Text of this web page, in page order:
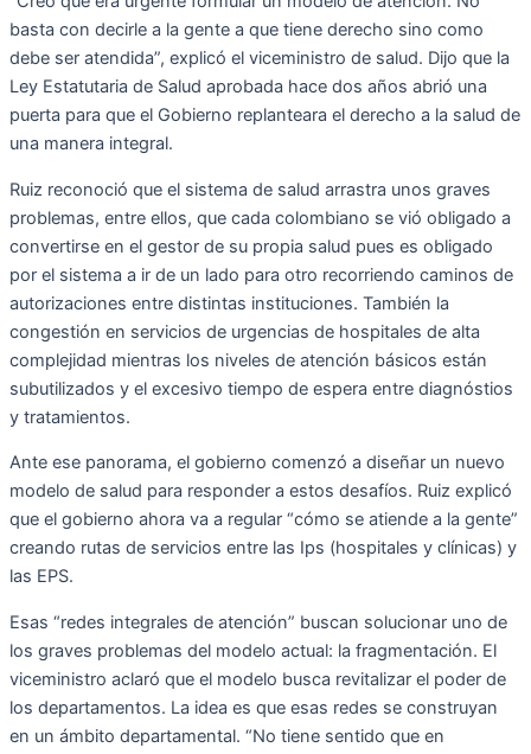
basta con decirle a la gente a que tiene derecho sino como
debe ser atendida”, explicó el viceministro de salud. Dijo que la
Ley Estatutaria de Salud aprobada hace dos años abrió una
puerta para que el Gobierno replanteara el derecho a la salud de
una manera integral.
Ruiz reconoció que el sistema de salud arrastra unos graves
problemas, entre ellos, que cada colombiano se vió obligado a
convertirse en el gestor de su propia salud pues es obligado
por el sistema a ir de un lado para otro recorriendo caminos de
autorizaciones entre distintas instituciones. También la
congestión en servicios de urgencias de hospitales de alta
complejidad mientras los niveles de atención básicos están
subutilizados y el excesivo tiempo de espera entre diagnóstios
y tratamientos.
Ante ese panorama, el gobierno comenzó a diseñar un nuevo
modelo de salud para responder a estos desafíos. Ruiz explicó
que el gobierno ahora va a regular “cómo se atiende a la gente”
creando rutas de servicios entre las Ips (hospitales y clínicas) y
las EPS.
Esas “redes integrales de atención” buscan solucionar uno de
los graves problemas del modelo actual: la fragmentación. El
viceministro aclaró que el modelo busca revitalizar el poder de
los departamentos. La idea es que esas redes se construyan
en un ámbito departamental. “No tiene sentido que en